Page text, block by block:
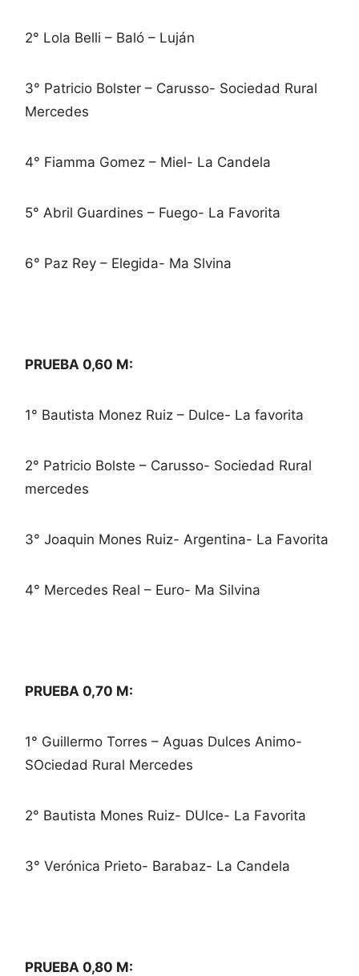
2° Lola Belli – Baló – Luján
3° Patricio Bolster – Carusso- Sociedad Rural
Mercedes
4° Fiamma Gomez – Miel- La Candela
5° Abril Guardines – Fuego- La Favorita
6° Paz Rey – Elegida- Ma Slvina
PRUEBA 0,60 M:
1° Bautista Monez Ruiz – Dulce- La favorita
2° Patricio Bolste – Carusso- Sociedad Rural
mercedes
3° Joaquin Mones Ruiz- Argentina- La Favorita
4° Mercedes Real – Euro- Ma Silvina
PRUEBA 0,70 M:
1° Guillermo Torres – Aguas Dulces Animo-
SOciedad Rural Mercedes
2° Bautista Mones Ruiz- DUlce- La Favorita
3° Verónica Prieto- Barabaz- La Candela
PRUEBA 0,80 M: